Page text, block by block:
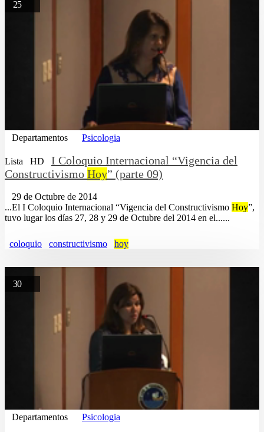
25
Departamentos Psicologia
Lista HD
I Coloquio Internacional “Vigencia del
Constructivismo Hoy” (parte 09)
29 de Octubre de 2014
...El I Coloquio Internacional “Vigencia del Constructivismo Hoy”,
tuvo lugar los días 27, 28 y 29 de Octubre del 2014 en el......
coloquio constructivismo hoy
30
Departamentos Psicologia